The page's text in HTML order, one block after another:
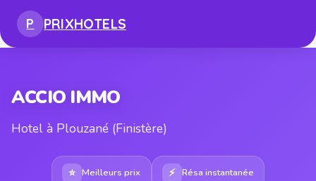
P PRIXHOTELS
ACCIO IMMO
Hotel à Plouzané (Finistère)
⭐ Meilleurs prix ⚡ Résa instantanée